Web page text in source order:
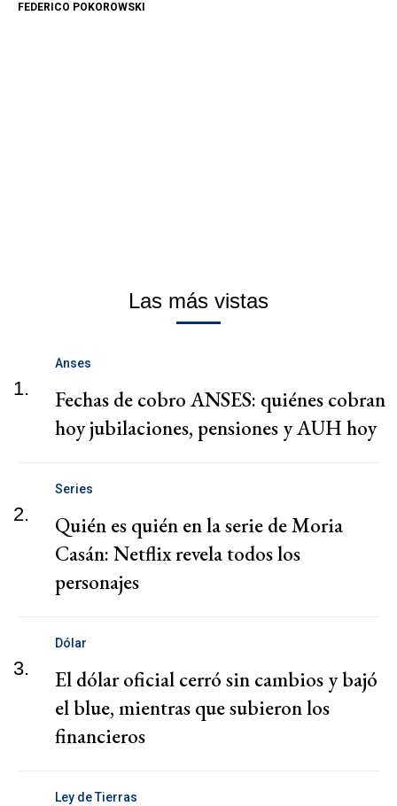
FEDERICO POKOROWSKI
Las más vistas
1.
Anses
Fechas de cobro ANSES: quiénes cobran
hoy jubilaciones, pensiones y AUH hoy
2.
Series
Quién es quién en la serie de Moria
Casán: Netflix revela todos los
personajes
3.
Dólar
El dólar oficial cerró sin cambios y bajó
el blue, mientras que subieron los
financieros
Ley de Tierras